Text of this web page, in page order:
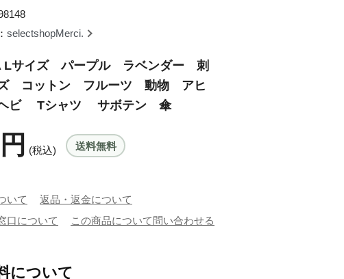
selectshopMerci.
Lサイズ パープル ラベンダー 刺
コットン フルーツ 動物 アヒ
ビ Tシャツ サボテン 傘
(税込) 送料無料
いて
返品・返金について
口について
この商品について問い合わせる
について